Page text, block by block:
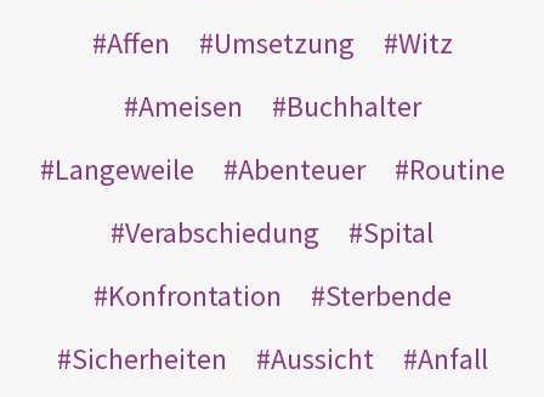
Affen
Umsetzung
Witz
Ameisen
Buchhalter
Langeweile
Abenteuer
Routine
Verabschiedung
Spital
Konfrontation
Sterbende
Sicherheiten
Aussicht Anfall